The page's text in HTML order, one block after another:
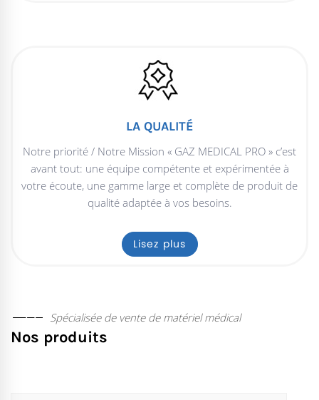
LA QUALITÉ
Notre priorité / Notre Mission « GAZ MEDICAL PRO » c’est
avant tout: une équipe compétente et expérimentée à
votre écoute, une gamme large et complète de produit de
qualité adaptée à vos besoins.
Lisez plus
Spécialisée de vente de matériel médical
Nos produits